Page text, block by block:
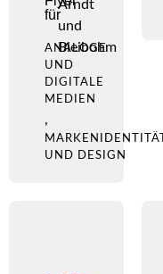
für
Arndt
und
Bleibohm
ANALOGE
UND
DIGITALE
MEDIEN
,
MARKENIDENTITÄT
UND DESIGN